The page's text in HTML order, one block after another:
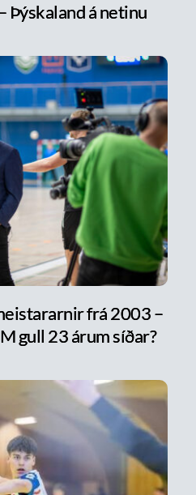
Þýskaland á netinu
frá 2003 –
gull 23 árum síðar?